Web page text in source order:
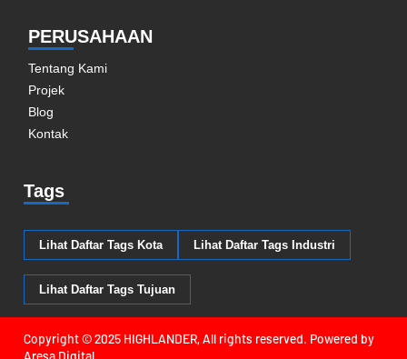
PERUSAHAAN
Tentang Kami
Projek
Blog
Kontak
Tags
Lihat Daftar Tags Kota Lihat Daftar Tags Industri
Lihat Daftar Tags Tujuan
Copyright©2025 HIGHLANDER, All rights reserved. Powered by
Aresa Digital